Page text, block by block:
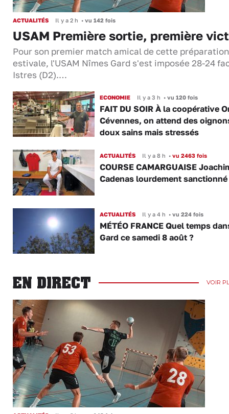
ACTUALITÉS Il y a 2 h • vu 142 fois
USAM Première sortie, première
Pour son premier match amical de cette préparation
estivale, l'USAM Nîmes Gard s'est imposée 28-24
Istres (D2).…
ECONOMIE Il y a 3 h •vu 120 fois
FAIT DU SOIR À la coopérative
Cévennes, on attend des
doux sains mais stressés
ACTUALITÉS Il y a 8 h •vu 2463 fois
COURSE CAMARGUAISE
Cadenas lourdement sanctionné
ACTUALITÉS Il y a 4 h •vu 224 fois
MÉTÉO FRANCE Quel temps
Gard ce samedi 8 août ?
EN DIRECT VOIR